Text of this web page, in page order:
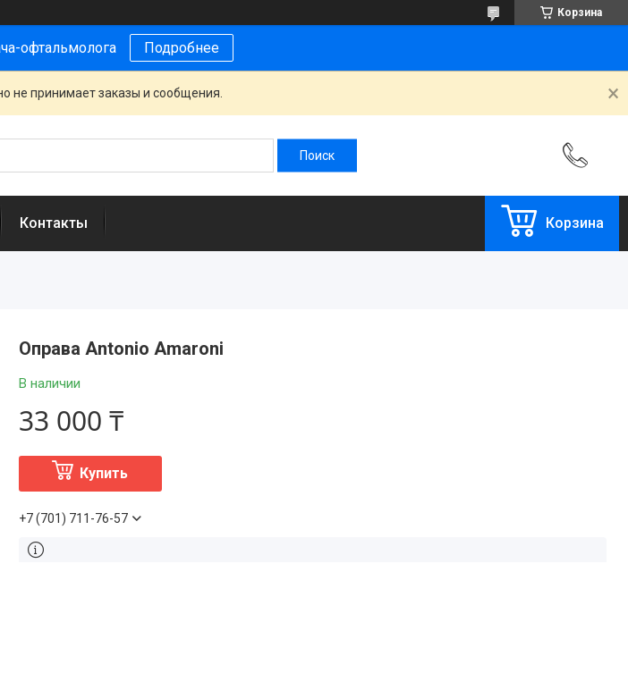
Корзина
офтальмолога Подробнее
не принимает заказы и сообщения.
Контакты Корзина
Оправа Antonio Amaroni
В наличии
33 000 ₸
Купить
+7 (701) 711-76-57